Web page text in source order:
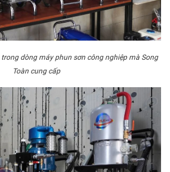
dòng máy phun sơn công nghiệp mà Song
Toàn cung cấp